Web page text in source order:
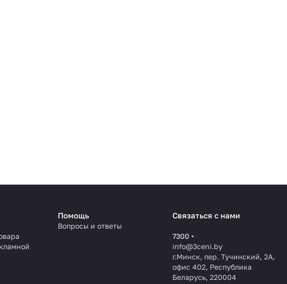
Помощь
Вопросы и ответы
Связаться с нами
7300
info@3ceni.by
г.Минск, пер. Тучинский, 2А,
офис 402, Республика
Беларусь, 220004